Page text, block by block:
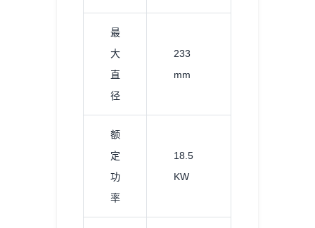
最
大
直
径
233
mm
额
定
功
率
18.5
KW